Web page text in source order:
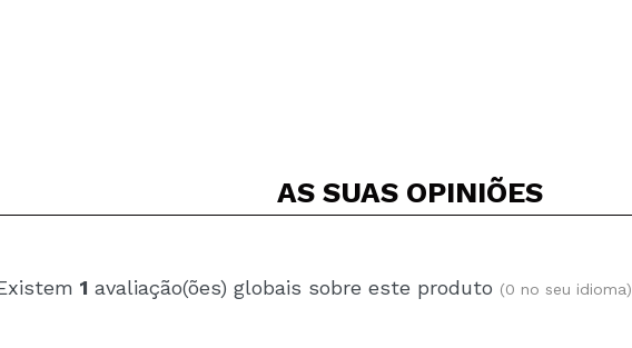
AS SUAS OPINIÕES
1 avaliação(ões) globais sobre este produto (0 no seu idioma)